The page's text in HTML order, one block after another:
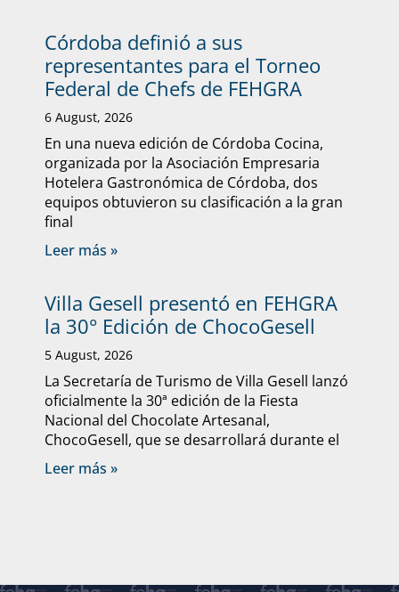
Córdoba definió a sus
representantes para el Torneo
Federal de Chefs de FEHGRA
6 August, 2026
En una nueva edición de Córdoba Cocina,
organizada por la Asociación Empresaria
Hotelera Gastronómica de Córdoba, dos
equipos obtuvieron su clasificación a la gran
final
Leer más »
Villa Gesell presentó en FEHGRA
la 30° Edición de ChocoGesell
5 August, 2026
La Secretaría de Turismo de Villa Gesell lanzó
oficialmente la 30ª edición de la Fiesta
Nacional del Chocolate Artesanal,
ChocoGesell, que se desarrollará durante el
Leer más »